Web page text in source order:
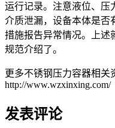
运行记录。注意液位、压
介质泄漏，设备本体是否
措施报告异常情况。上述
规范介绍了。
更多不锈钢压力容器相关
http://www.wzxinxing.com/
发表评论